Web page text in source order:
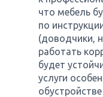
что мебель
по
(доводчики,
работать
будет
услуги